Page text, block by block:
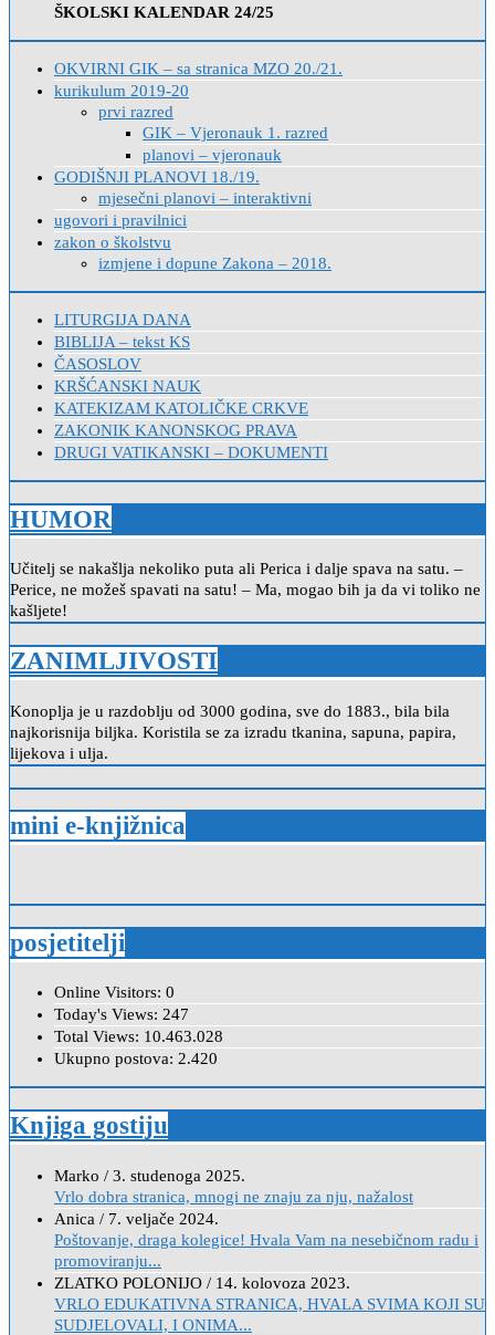
ŠKOLSKI KALENDAR 24/25
OKVIRNI GIK – sa stranica MZO 20./21.
kurikulum 2019-20
prvi razred
GIK – Vjeronauk 1. razred
planovi – vjeronauk
GODIŠNJI PLANOVI 18./19.
mjesečni planovi – interaktivni
ugovori i pravilnici
zakon o školstvu
izmjene i dopune Zakona – 2018.
LITURGIJA DANA
BIBLIJA – tekst KS
ČASOSLOV
KRŠĆANSKI NAUK
KATEKIZAM KATOLIČKE CRKVE
ZAKONIK KANONSKOG PRAVA
DRUGI VATIKANSKI – DOKUMENTI
HUMOR
Učitelj se nakašlja nekoliko puta ali Perica i dalje spava na satu. –
Perice, ne možeš spavati na satu! – Ma, mogao bih ja da vi toliko ne
kašljete!
ZANIMLJIVOSTI
Konoplja je u razdoblju od 3000 godina, sve do 1883., bila bila
najkorisnija biljka. Koristila se za izradu tkanina, sapuna, papira,
lijekova i ulja.
mini e-knjižnica
posjetitelji
Online Visitors: 0
Today's Views: 247
Total Views: 10.463.028
Ukupno postova: 2.420
Knjiga gostiju
Marko / 3. studenoga 2025.
Vrlo dobra stranica, mnogi ne znaju za nju, nažalost
Anica / 7. veljače 2024.
Poštovanje, draga kolegice! Hvala Vam na nesebičnom radu i
promoviranju...
ZLATKO POLONIJO / 14. kolovoza 2023.
VRLO EDUKATIVNA STRANICA, HVALA SVIMA KOJI SU
SUDJELOVALI, I ONIMA...